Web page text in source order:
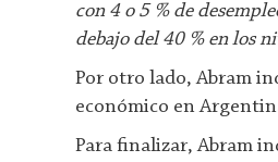
con 4 o 5 % de
debajo del 40 % en los
Por otro lado, Abram
económico en
Para finalizar, Abram